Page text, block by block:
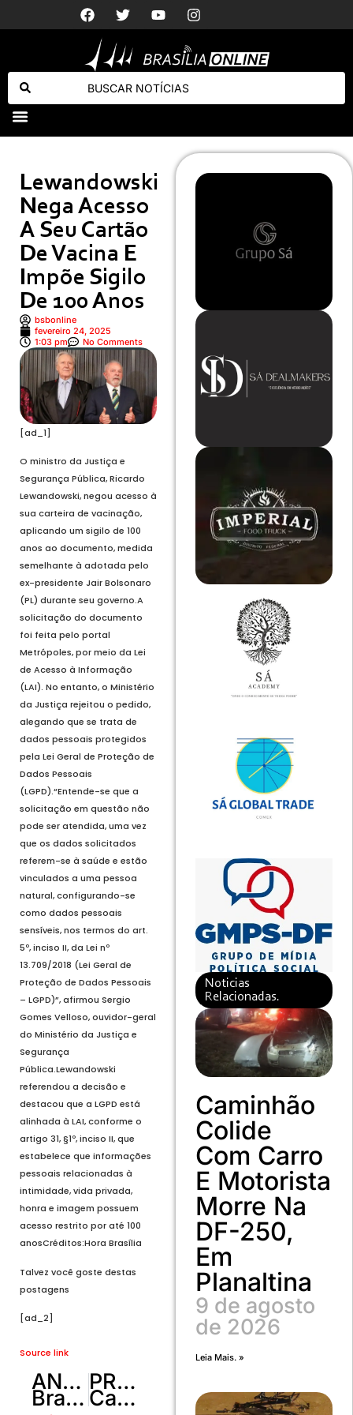
Lewandowski
Nega Acesso
A Seu Cartão
De Vacina E
Impõe Sigilo
De 100 Anos
bsbonline
fevereiro 24, 2025
1:03 pm
No Comments
[ad_1]
O ministro da Justiça e
Segurança Pública, Ricardo
Lewandowski, negou acesso à
sua carteira de vacinação,
aplicando um sigilo de 100
anos ao documento, medida
semelhante à adotada pelo
ex-presidente Jair Bolsonaro
(PL) durante seu governo.A
solicitação do documento
foi feita pelo portal
Metrópoles, por meio da Lei
de Acesso à Informação
(LAI). No entanto, o Ministério
da Justiça rejeitou o pedido,
alegando que se trata de
dados pessoais protegidos
pela Lei Geral de Proteção de
Dados Pessoais
(LGPD).“Entende-se que a
solicitação em questão não
pode ser atendida, uma vez
que os dados solicitados
referem-se à saúde e estão
vinculados a uma pessoa
natural, configurando-se
como dados pessoais
sensíveis, nos termos do art.
5º, inciso II, da Lei nº
13.709/2018 (Lei Geral de
Proteção de Dados Pessoais
– LGPD)”, afirmou Sergio
Gomes Velloso, ouvidor-geral
do Ministério da Justiça e
Segurança
Pública.Lewandowski
referendou a decisão e
destacou que a LGPD está
alinhada à LAI, conforme o
artigo 31, §1º, inciso II, que
estabelece que informações
pessoais relacionadas à
intimidade, vida privada,
honra e imagem possuem
acesso restrito por até 100
anosCréditos:Hora Brasília
Talvez você goste destas
postagens
[ad_2]
Source link
ANTERIOR
Brasília na aceleração da transição elétrica com apoio de Ibaneis e Celina
PRÓXIMO
Caesb Moderniza Atendimento e Atualiza Número de WhatsApp
Noticias
Relacionadas.
Caminhão
Colide
Com Carro
E Motorista
Morre Na
DF-250,
Em
Planaltina
9 de agosto
de 2026
Leia Mais. »